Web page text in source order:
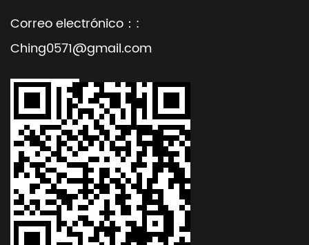
Correo electrónico：:
Ching0571@gmail.com